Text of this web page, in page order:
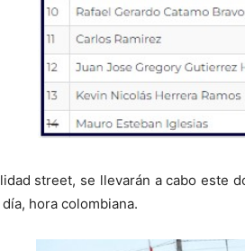
street, se llevarán a cabo este
hora colombiana.